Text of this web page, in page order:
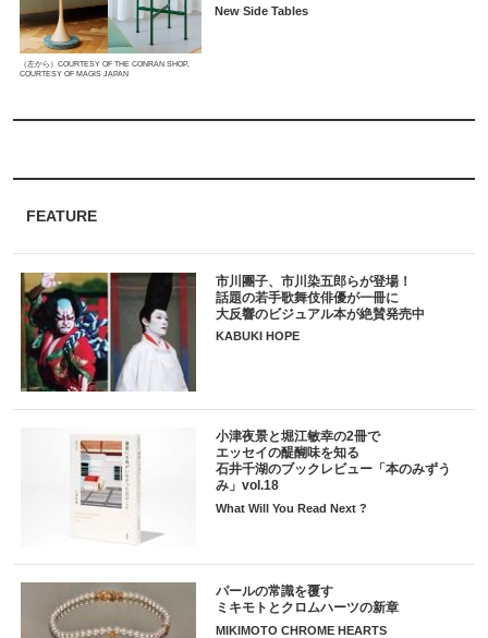
FEATURE
市川團子、市川染五郎らが登場！
話題の若手歌舞伎俳優が一冊に
大反響のビジュアル本が絶賛発売中
KABUKI HOPE
小津夜景と堀江敏幸の2冊で
エッセイの醍醐味を知る
石井千湖のブックレビュー「本のみずう
み」vol.18
What Will You Read Next ?
パールの常識を覆す
ミキモトとクロムハーツの新章
MIKIMOTO CHROME HEARTS
（左から）COURTESY OF THE CONRAN SHOP,
COURTESY OF MAGIS JAPAN
New Side Tables